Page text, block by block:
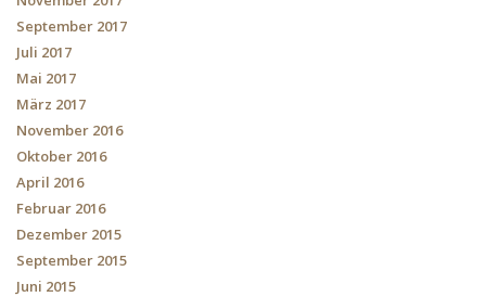
September 2017
Juli 2017
Mai 2017
März 2017
November 2016
Oktober 2016
April 2016
Februar 2016
Dezember 2015
September 2015
Juni 2015